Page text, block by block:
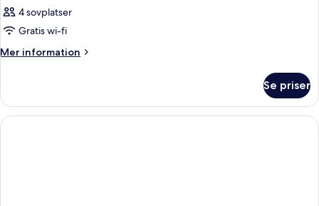
4 sovplatser
Gratis wi-fi
Mer information
Mer
Se priser